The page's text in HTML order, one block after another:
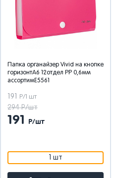
Папка органайзер Vivid на кнопке
горизонтА6 12отдел РР 0,6мм
ассортимE5561
191 Р/1 шт
294 Р/шт
191 Р/шт
1 шт